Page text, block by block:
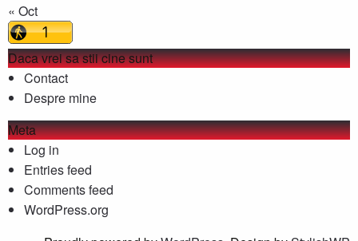
« Oct
Daca vrei sa stii cine sunt
Contact
Despre mine
Meta
Log in
Entries feed
Comments feed
WordPress.org